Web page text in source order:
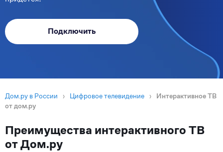
Подключить
Дом.ру в России › Цифровое телевидение ›
Интерактивное ТВ
от дом.ру
Преимущества интерактивного ТВ
от Дом.ру